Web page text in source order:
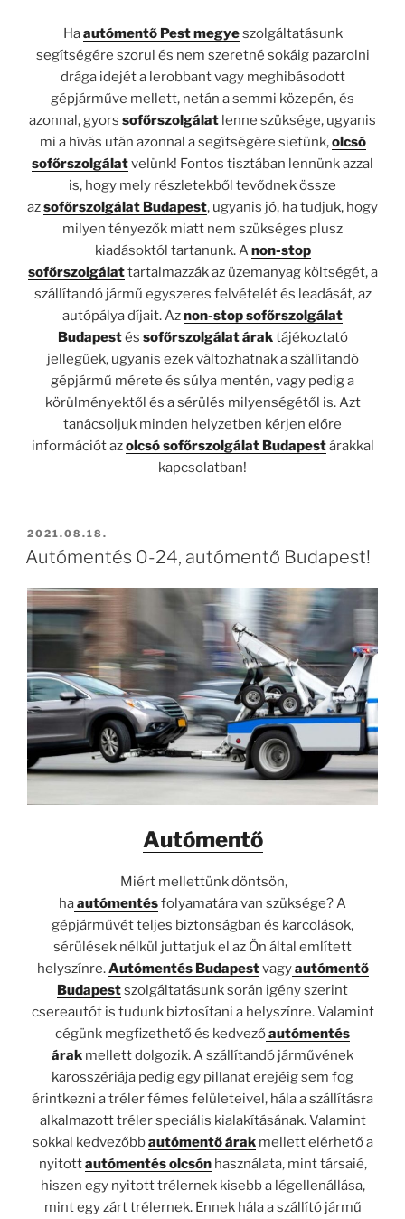
Haautómentő Pest megyeszolgáltatásunk
segítségére szorul és nem szeretné sokáig pazarolni
drága idejét a lerobbant vagy meghibásodott
gépjárműve mellett, netán a semmi közepén, és
azonnal, gyors sofőrszolgálat lenne szüksége, ugyanis
mi a hívás után azonnal a segítségére sietünk,olcsó
sofőrszolgálatvelünk! Fontos tisztában lennünk azzal
is, hogy mely részletekből tevődnek össze
azsofőrszolgálat Budapest, ugyanis jó, ha tudjuk, hogy
milyen tényezők miatt nem szükséges plusz
kiadásoktól tartanunk. Anon-stop
sofőrszolgálattartalmazzák az üzemanyag költségét, a
szállítandó jármű egyszeres felvételét és leadását, az
autópálya díjait. Aznon-stop sofőrszolgálat
Budapestés sofőrszolgálat áraktájékoztató
jellegűek, ugyanis ezek változhatnak a szállítandó
gépjármű mérete és súlya mentén, vagy pedig a
körülményektől és a sérülés milyenségétől is. Azt
tanácsoljuk minden helyzetben kérjen előre
információt azolcsó sofőrszolgálat Budapestárakkal
kapcsolatban!
BEKÜLDVE:
2021.08.18.
Autómentés 0-24, autómentő Budapest!
Autómentő
Miért mellettünk döntsön,
haautómentésfolyamatára van szüksége? A
gépjárművét teljes biztonságban és karcolások,
sérülések nélkül juttatjuk el az Ön által említett
helyszínre.Autómentés Budapestvagyautómentő
Budapestszolgáltatásunk során igény szerint
csereautót is tudunk biztosítani a helyszínre. Valamint
cégünk megfizethető és kedvezőautómentés
árak mellett dolgozik. A szállítandó járművének
karosszériája pedig egy pillanat erejéig sem fog
érintkezni a tréler fémes felületeivel, hála a szállításra
alkalmazott tréler speciális kialakításának. Valamint
sokkal kedvezőbbautómentő árakmellett elérhető a
nyitottautómentés olcsónhasználata, mint társaié,
hiszen egy nyitott trélernek kisebb a légellenállása,
mint egy zárt trélernek. Ennek hála a szállító jármű